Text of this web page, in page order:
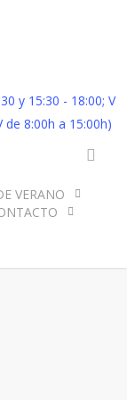
y 15:30 - 18:00; V
de 8:00h a 15:00h)
VERANO